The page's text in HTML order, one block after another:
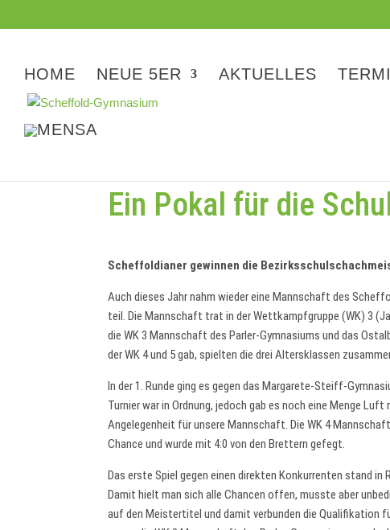
HOME NEUE 5ER AKTUELLES
Ein Pokal für die
Scheffoldianer gewinnen die
Auch dieses Jahr nahm wieder eine Mannschaft des
teil. Die Mannschaft trat in der Wettkampfgruppe (WK) 3
die WK 3 Mannschaft des Parler-Gymnasiums und das
der WK 4 und 5 gab, spielten die drei Altersklassen
In der 1. Runde ging es gegen das Margarete-Steiff-
Turnier war in Ordnung, jedoch gab es noch eine Menge
Angelegenheit für unsere Mannschaft. Die WK 4
Chance und wurde mit 4:0 von den Brettern gefegt.
Das erste Spiel gegen einen direkten Konkurrenten stand
Damit hielt man sich alle Chancen offen, musste aber
auf den Meistertitel und damit verbunden die Qualifikation